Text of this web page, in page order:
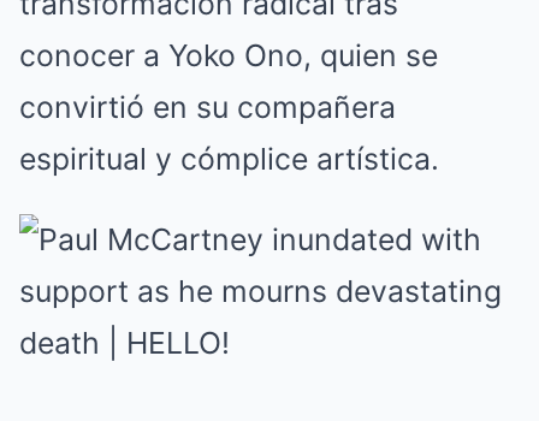
conocer a Yoko Ono, quien se
convirtió en su compañera
espiritual y cómplice artística.